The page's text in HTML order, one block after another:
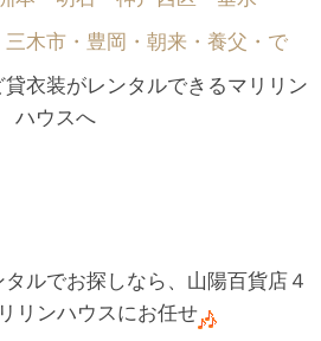
三木市・豊岡・朝来・養父・で゙
貸衣装がレンタルできるマリリン
ハウスへ
ルでお探しなら、山陽百貨店４
リンハウスにお任せ